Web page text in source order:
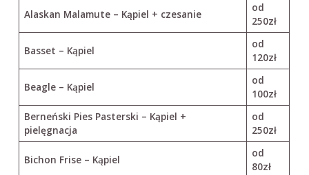
Alaskan Malamute – Kąpiel + czesanie
od
250zł
Basset – Kąpiel
od
120zł
Beagle – Kąpiel
od
100zł
Berneński Pies Pasterski – Kąpiel +
pielęgnacja
od
250zł
Bichon Frise – Kąpiel
od
80zł